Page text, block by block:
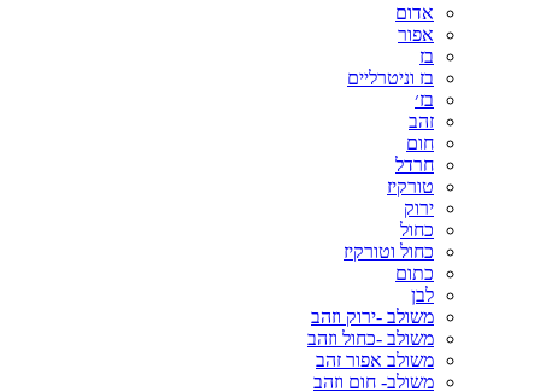
אדום
אפור
בז
בז וניטרליים
בז׳
זהב
חום
חרדל
טורקיז
ירוק
כחול
כחול וטורקיז
כתום
לבן
משולב -ירוק וזהב
משולב -כחול וזהב
משולב אפור זהב
משולב- חום וזהב